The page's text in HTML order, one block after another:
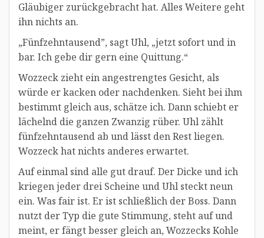
Gläubiger zurückgebracht hat. Alles Weitere geht
ihn nichts an.
„Fünfzehntausend”, sagt Uhl, „jetzt sofort und in
bar. Ich gebe dir gern eine Quittung.“
Wozzeck zieht ein angestrengtes Gesicht, als
würde er kacken oder nachdenken. Sieht bei ihm
bestimmt gleich aus, schätze ich. Dann schiebt er
lächelnd die ganzen Zwanzig rüber. Uhl zählt
fünfzehntausend ab und lässt den Rest liegen.
Wozzeck hat nichts anderes erwartet.
Auf einmal sind alle gut drauf. Der Dicke und ich
kriegen jeder drei Scheine und Uhl steckt neun
ein. Was fair ist. Er ist schließlich der Boss. Dann
nutzt der Typ die gute Stimmung, steht auf und
meint, er fängt besser gleich an, Wozzecks Kohle